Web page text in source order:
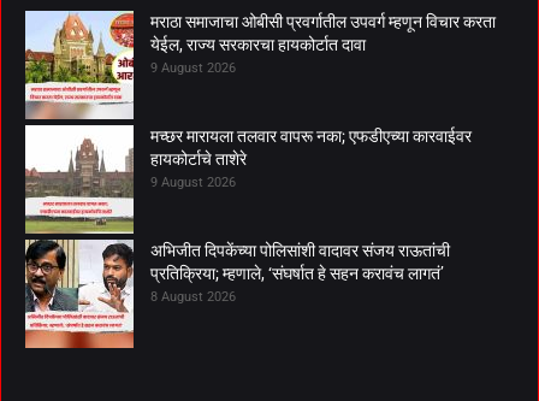
मराठा समाजाचा ओबीसी प्रवर्गातील उपवर्ग म्हणून विचार करता
येईल, राज्य सरकारचा हायकोर्टात दावा
9 August 2026
मच्छर मारायला तलवार वापरू नका; एफडीएच्या कारवाईवर
हायकोर्टाचे ताशेरे
9 August 2026
अभिजीत दिपकेंच्या पोलिसांशी वादावर संजय राऊतांची
प्रतिक्रिया; म्हणाले, ‘संघर्षात हे सहन करावंच लागतं’
8 August 2026